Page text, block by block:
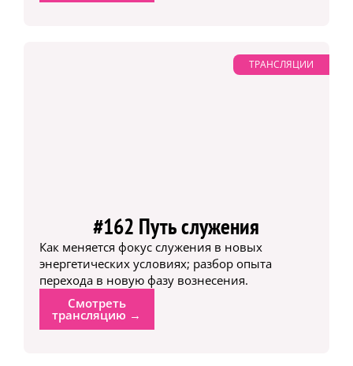
ТРАНСЛЯЦИИ
#162 Путь служения
Как меняется фокус служения в новых
энергетических условиях; разбор опыта
перехода в новую фазу вознесения.
Смотреть
трансляцию →